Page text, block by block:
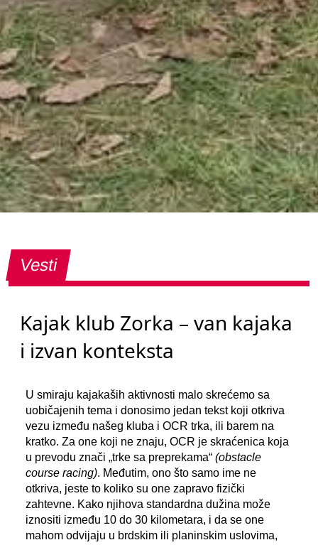
Vesti
Kajak klub Zorka – van kajaka
i izvan konteksta
U smiraju kajakaših aktivnosti malo skrećemo sa
uobičajenih tema i donosimo jedan tekst koji otkriva
vezu između našeg kluba i OCR trka, ili barem na
kratko. Za one koji ne znaju, OCR je skraćenica koja
u prevodu znači „trke sa preprekama“ (obstacle
course racing). Međutim, ono što samo ime ne
otkriva, jeste to koliko su one zapravo fizički
zahtevne. Kako njihova standardna dužina može
iznositi između 10 do 30 kilometara, i da se one
mahom odvijaju u brdskim ili planinskim uslovima,